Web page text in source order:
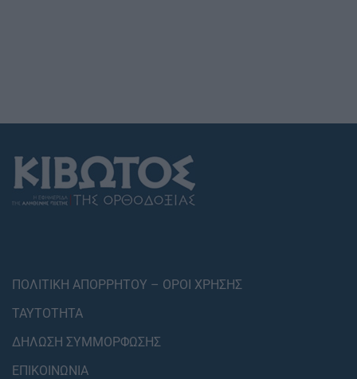
ΠΟΛΙΤΙΚΗ ΑΠΟΡΡΗΤΟΥ – ΟΡΟΙ ΧΡΗΣΗΣ
ΤΑΥΤΟΤΗΤΑ
ΔΗΛΩΣΗ ΣΥΜΜΟΡΦΩΣΗΣ
ΕΠΙΚΟΙΝΩΝΙΑ